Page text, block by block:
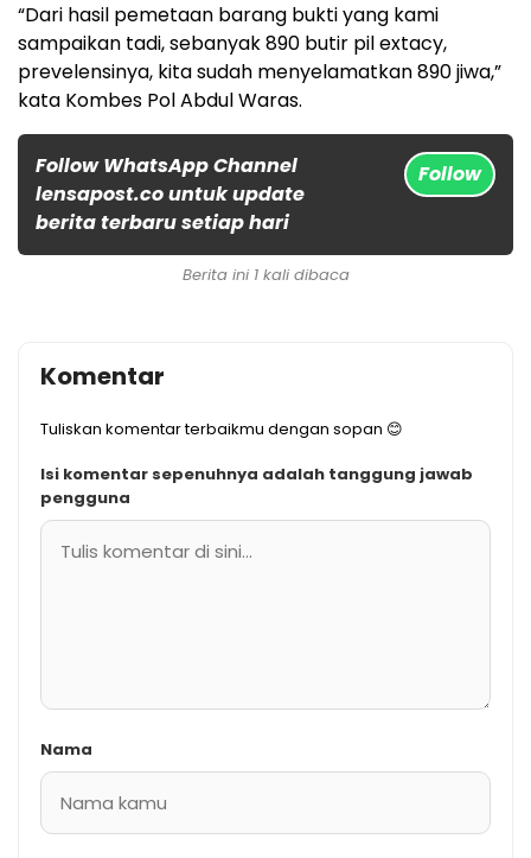
“Dari hasil pemetaan barang bukti yang kami
sampaikan tadi, sebanyak 890 butir pil extacy,
prevelensinya, kita sudah menyelamatkan 890 jiwa,”
kata Kombes Pol Abdul Waras.
Follow WhatsApp Channel
lensapost.co untuk update
berita terbaru setiap hari
Follow
Berita ini 1 kali dibaca
Komentar
Tuliskan komentar terbaikmu dengan sopan 😊
Isi komentar sepenuhnya adalah tanggung jawab
pengguna
Nama